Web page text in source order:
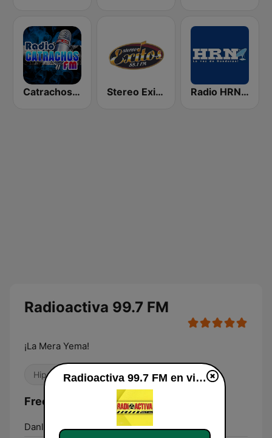
Catrachos FM Stereo Exitos 88.1 FM Radio HRN 92.9 FM
Radioactiva 99.7 FM
¡La Mera Yema!
Hip Hop Variado Reguetón
Frecuencias Radioactiva 99.7 FM:
Danlí:
91.1 FM
Radioactiva 99.7 FM en vivo